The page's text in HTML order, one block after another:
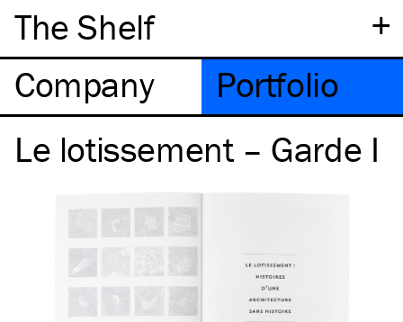
+
The Shelf
Company
Portfolio
Le lotissement – Garde I